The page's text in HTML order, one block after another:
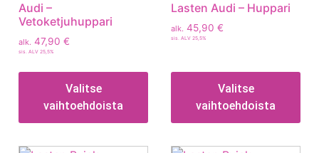
Audi –
Vetoketjuhuppari
alk. 47,90 €
sis. ALV 25,5%
Valitse
vaihtoehdoista
Lasten Audi – Huppari
alk. 45,90 €
sis. ALV 25,5%
Valitse
vaihtoehdoista